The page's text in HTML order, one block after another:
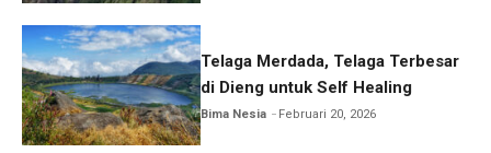
Telaga Merdada, Telaga Terbesar
di Dieng untuk Self Healing
Bima Nesia Februari 20, 2026